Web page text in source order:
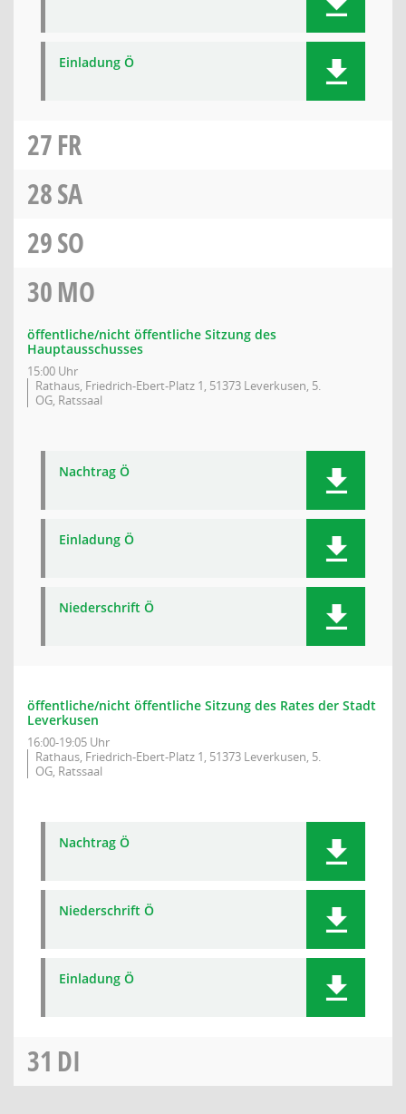
Einladung Ö
27FR
28SA
29SO
30MO
öffentliche/nicht öffentliche Sitzung des
Hauptausschusses
15:00 Uhr
Rathaus, Friedrich-Ebert-Platz 1, 51373 Leverkusen, 5.
OG, Ratssaal
Nachtrag Ö
Einladung Ö
Niederschrift Ö
öffentliche/nicht öffentliche Sitzung des Rates der Stadt
Leverkusen
16:00-19:05 Uhr
Rathaus, Friedrich-Ebert-Platz 1, 51373 Leverkusen, 5.
OG, Ratssaal
Nachtrag Ö
Niederschrift Ö
Einladung Ö
31 DI